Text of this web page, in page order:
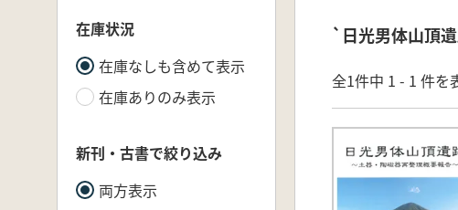
在庫状況
在庫なしも含めて表示
在庫ありのみ表示
新刊・古書で絞り込み
両方表示
`日光男体山頂
全1件中 1 - 1 件を